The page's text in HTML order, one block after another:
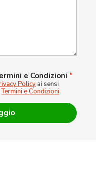
e Condizioni *
Policy ai sensi
Termini e Condizioni.